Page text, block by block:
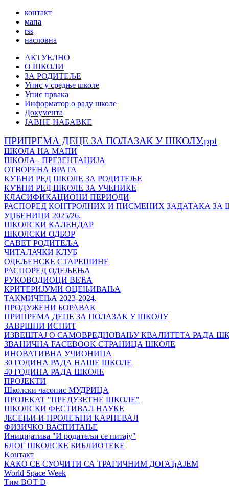
контакт
мапа
rss
насловна
АКТУЕЛНО
О ШКОЛИ
ЗА РОДИТЕЉЕ
Упис у средње школе
Упис првака
Информатор о раду школе
Документа
ЈАВНЕ НАБАВКЕ
ПРИПРЕМА ДЕЦЕ ЗА ПОЛАЗАК У ШКОЛУ.ppt
ШКОЛА НА МАПИ
ШКОЛА - ПРЕЗЕНТАЦИЈА
ОТВОРЕНА ВРАТА
КУЋНИ РЕД ШКОЛЕ ЗА РОДИТЕЉЕ
КУЋНИ РЕД ШКОЛЕ ЗА УЧЕНИКЕ
КЛАСИФИКАЦИОНИ ПЕРИОДИ
РАСПОРЕД КОНТРОЛНИХ И ПИСМЕНИХ ЗАДАТАКА ЗА
УЏБЕНИЦИ 2025/26.
ШКОЛСКИ КАЛЕНДАР
ШКОЛСКИ ОДБОР
САВЕТ РОДИТЕЉА
ЧИТАЛАЧКИ КЛУБ
ОДЕЉЕНСКЕ СТАРЕШИНЕ
РАСПОРЕД ОДЕЉЕЊА
РУКОВОДИОЦИ ВЕЋА
КРИТЕРИЈУМИ ОЦЕЊИВАЊА
ТАКМИЧЕЊА 2023-2024.
ПРОДУЖЕНИ БОРАВАК
ПРИПРЕМА ДЕЦЕ ЗА ПОЛАЗАК У ШКОЛУ
ЗАВРШНИ ИСПИТ
ИЗВЕШТАЈ О САМОВРЕДНОВАЊУ КВАЛИТЕТА РАДА
ЗВАНИЧНА FACEBOOK СТРАНИЦА ШКОЛЕ
ИНОВАТИВНА УЧИОНИЦА
30 ГОДИНА РАДА НАШЕ ШКОЛЕ
40 ГОДИНА РАДА ШКОЛЕ
ПРОЈЕКТИ
Школски часопис МУДРИЦА
ПРОЈЕКАТ "ПРЕДУЗЕТНЕ ШКОЛЕ"
ШКОЛСКИ ФЕСТИВАЛ НАУКЕ
ЈЕСЕЊИ И ПРОЛЕЋНИ КАРНЕВАЛ
ФИЗИЧКО ВАСПИТАЊЕ
Иницијатива "И родитељи се питају"
БЛОГ ШКОЛСКЕ БИБЛИОТЕКЕ
Kонтакт
КАКО СЕ СУОЧИТИ СА ТРАГИЧНИМ ДОГАЂАЈЕМ
World Space Week
Тим BOT D